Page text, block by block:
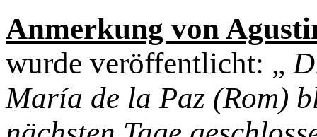
Anmerkung von
wurde veröffentlicht: „
María de la Paz (Rom)